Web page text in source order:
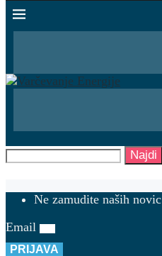
Najdi
Ne zamudite naših novic
Email
PRIJAVA